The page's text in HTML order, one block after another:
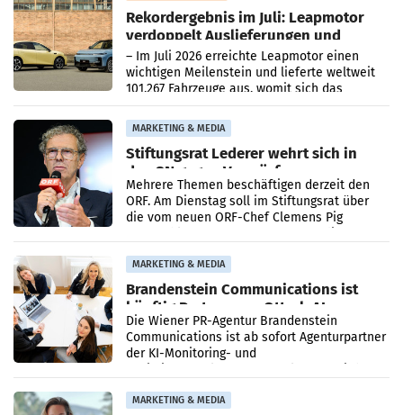
Rekordergebnis im Juli: Leapmotor
verdoppelt Auslieferungen und
überschreitet die 100.000er-Marke
– Im Juli 2026 erreichte Leapmotor einen
wichtigen Meilenstein und lieferte weltweit
101.267 Fahrzeuge aus, womit sich das
Ergebnis gegenüber Juli 2025 mehr als
verdoppelte (+102
MARKETING & MEDIA
Stiftungsrat Lederer wehrt sich in
den SN gegen Vorwürfe
Mehrere Themen beschäftigen derzeit den
ORF. Am Dienstag soll im Stiftungsrat über
die vom neuen ORF-Chef Clemens Pig
MARKETING & MEDIA
Brandenstein Communications ist
künftig Partner von OtterlyAI
Die Wiener PR-Agentur Brandenstein
Communications ist ab sofort Agenturpartner
der KI-Monitoring- und
MARKETING & MEDIA